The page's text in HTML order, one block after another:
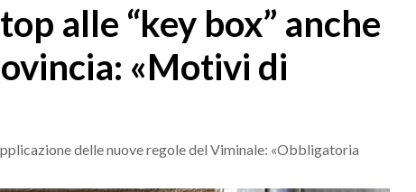
alle “key box” anche
«Motivi di
delle nuove regole del Viminale: «Obbligatoria